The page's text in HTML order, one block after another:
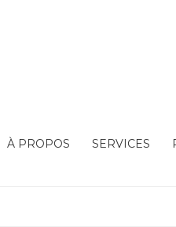
À PROPOS SERVICES